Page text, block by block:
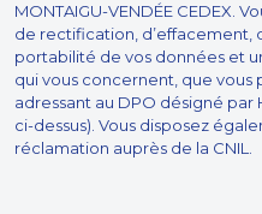
MONTAIGU-VENDÉE CEDEX.
de rectification, d’effacement,
portabilité de vos données et
qui vous concernent, que vous
adressant au DPO désigné par
ci-dessus). Vous disposez
réclamation auprès de la CNIL.